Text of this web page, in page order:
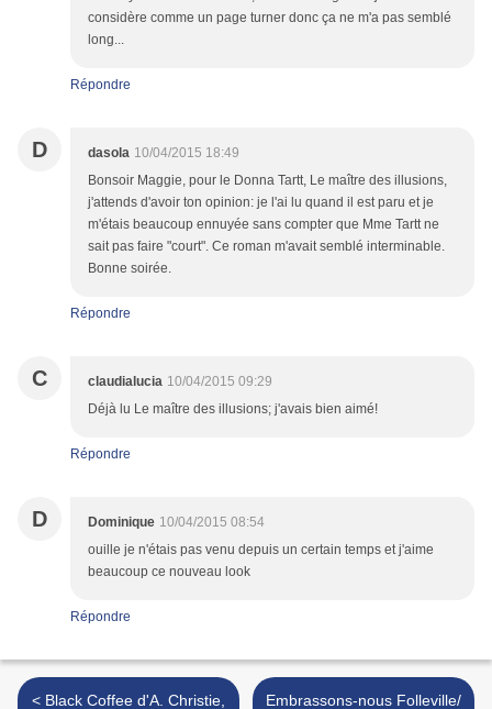
considère comme un page turner donc ça ne m'a pas semblé
long...
Répondre
D dasola 10/04/2015 18:49
Bonsoir Maggie, pour le Donna Tartt, Le maître des illusions,
j'attends d'avoir ton opinion: je l'ai lu quand il est paru et je
m'étais beaucoup ennuyée sans compter que Mme Tartt ne
sait pas faire "court". Ce roman m'avait semblé interminable.
Bonne soirée.
Répondre
C claudialucia 10/04/2015 09:29
Déjà lu Le maître des illusions; j'avais bien aimé!
Répondre
D Dominique 10/04/2015 08:54
ouille je n'étais pas venu depuis un certain temps et j'aime
beaucoup ce nouveau look
Répondre
< Black Coffee d'A. Christie,
Embrassons-nous Folleville/